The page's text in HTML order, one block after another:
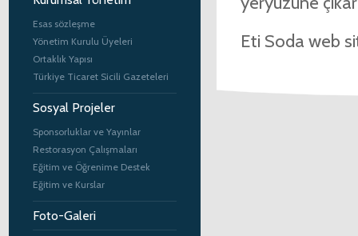
Esas sözleşme
Yönetim Kurulu Üyeleri
Ortaklık Yapısı
Türkiye Ticaret Sicili Gazeteleri
Sosyal Projeler
Sponsorluklar ve Yayınlar
Restorasyon Çalışmaları
Eğitim ve Öğrenime Destek
Eğitim ve Kurslar
Foto-Galeri
Eti Soda web